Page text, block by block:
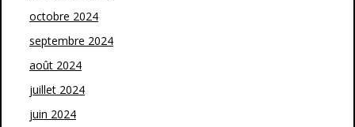
octobre 2024
septembre 2024
août 2024
juillet 2024
juin 2024